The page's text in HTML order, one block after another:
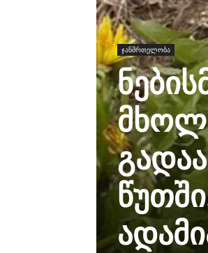
ჯანმრთელობა